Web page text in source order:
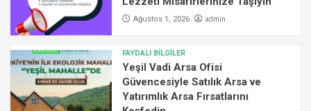
Ağustos 1, 2026 admin
FAYDALI BİLGİLER
Yeşil Vadi Arsa Ofisi
Güvencesiyle Satılık Arsa ve
Yatırımlık Arsa Fırsatlarını